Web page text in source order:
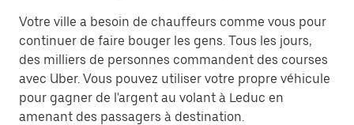
Votre ville a besoin de chauffeurs comme vous pour
continuer de faire bouger les gens. Tous les jours,
des milliers de personnes commandent des courses
avec Uber. Vous pouvez utiliser votre propre véhicule
pour gagner de l'argent au volant à Leduc en
amenant des passagers à destination.